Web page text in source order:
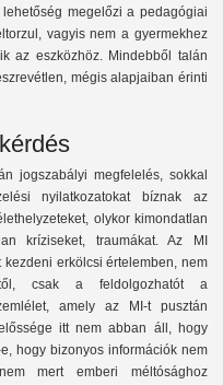
megelőzi a pedagógiai
vagyis nem a gyermekhez
az eszközhöz. Mindebből talán
mégis alapjaiban érinti
jogszabályi megfelelés, sokkal
nyilatkozatokat bíznak az
olykor kimondatlan
kríziseket, traumákat. Az MI
erkölcsi értelemben, nem
csak a feldolgozhatót a
amely az MI-t pusztán
itt nem abban áll, hogy
hogy bizonyos információk nem
mert emberi méltósághoz